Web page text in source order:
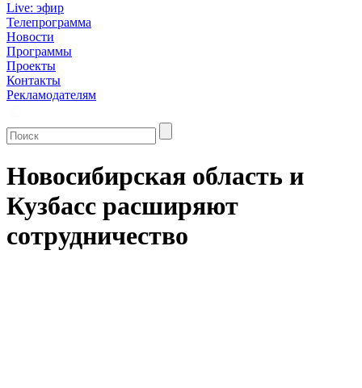
Live: эфир
Телепрограмма
Новости
Программы
Проекты
Контакты
Рекламодателям
Новосибирская область и
Кузбасс расширяют
сотрудничество